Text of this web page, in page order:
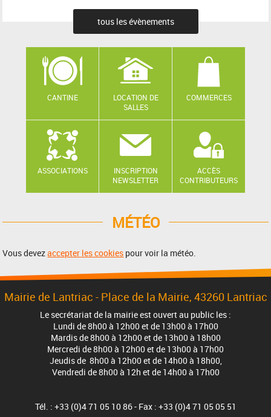
tous les évènements
CANTINE
LOCATION DE
SALLES
COMMERCES
ASSOCIATIONS
INSCRIPTION
NEWSLETTER
ACCÈS
CONTRIBUTEURS
MÉTÉO
Vous devezaccepter les cookies pour voir la météo.
Mairie de Lantriac - Place de la Mairie, 43260 Lantriac
Le secrétariat de la mairie est ouvert au public les :
Lundi de 8h00 à 12h00 et de 13h00 à 17h00
Mardis de 8h00 à 12h00 et de 13h00 à 18h00
Mercredi de 8h00 à 12h00 et de 13h00 à 17h00
Jeudis de 8h00 à 12h00 et de 14h00 à 18h00,
Vendredi de 8h00 à 12h et de 14h00 à 17h00
Tél. : +33 (0)4 71 05 10 86 - Fax : +33 (0)4 71 05 05 51